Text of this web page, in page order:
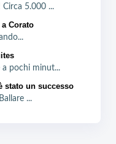
5.000 ...
Corato
a pochi minut...
stato un successo
...